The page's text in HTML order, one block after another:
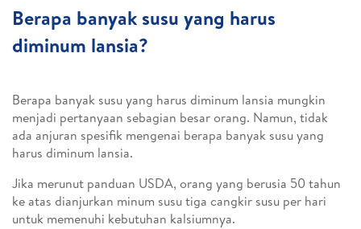
Berapa banyak susu yang harus
diminum lansia?
Berapa banyak susu yang harus diminum lansia mungkin
menjadi pertanyaan sebagian besar orang. Namun, tidak
ada anjuran spesifik mengenai berapa banyak susu yang
harus diminum lansia.
Jika merunut panduan USDA, orang yang berusia 50 tahun
ke atas dianjurkan minum susu tiga cangkir susu per hari
untuk memenuhi kebutuhan kalsiumnya.